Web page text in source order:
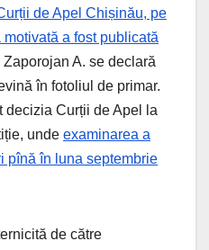
de Apel Chișinău, pe
motivată a fost publicată
Zaporojan A. se declară
în fotoliul de primar.
decizia Curții de Apel la
unde examinarea a
pînă în luna septembrie
de către